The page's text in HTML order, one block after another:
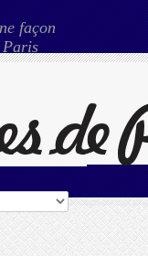
façon